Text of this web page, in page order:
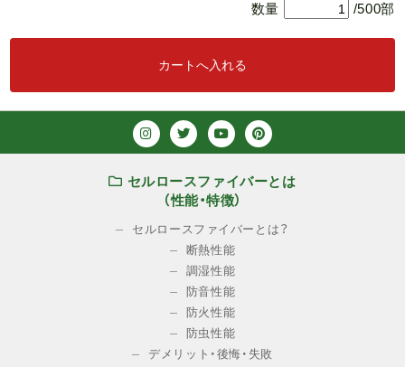
数量 /500部
セルロースファイバーとは
（性能・特徴）
セルロースファイバーとは？
断熱性能
調湿性能
防音性能
防火性能
防虫性能
デメリット・後悔・失敗